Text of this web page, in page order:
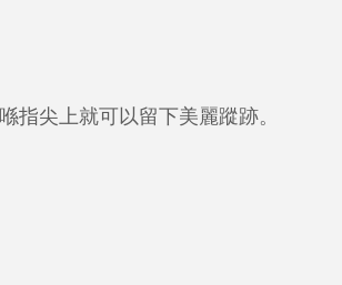
指尖上就可以留下美麗蹤跡。